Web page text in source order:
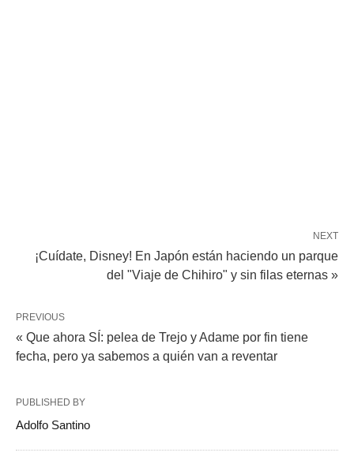
NEXT
¡Cuídate, Disney! En Japón están haciendo un parque
del "Viaje de Chihiro" y sin filas eternas »
PREVIOUS
« Que ahora SÍ: pelea de Trejo y Adame por fin tiene
fecha, pero ya sabemos a quién van a reventar
PUBLISHED BY
Adolfo Santino